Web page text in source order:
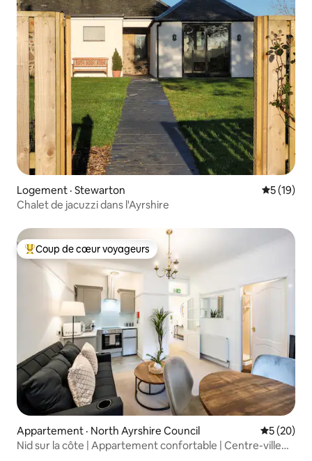
Logement · Stewarton Note
5 (19)
Chalet de jacuzzi dans l'Ayrshire
Coup de cœur voyageurs parmi les plus aimés
Coup de cœur voyageurs
Appartement · North Ayrshire Council Note
5 (20)
Nid sur la côte | Appartement confortable | Centre-ville